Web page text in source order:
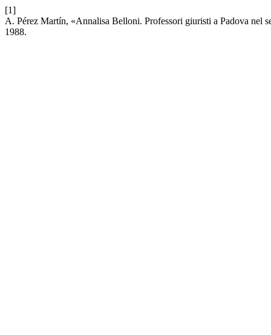
[1]
A. Pérez Martín, «Annalisa Belloni. Professori giuristi a Padova
1988.